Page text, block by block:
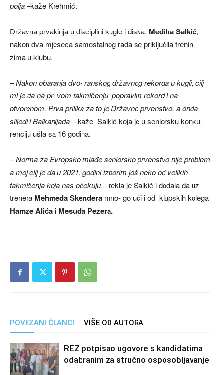
polja–kaže Krehmić.
Državna prvakinja u disciplini kugle i diska, MedihaSalkić,
nakon dva mjeseca samostalnog rada se priključila trenin-
zima u klubu.
–Nakon obaranja dvo- ranskog državnog rekorda u kugli, cilj
mi je da na pr- vom takmičenju popravim rekord i na
otvorenom. Prva prilika za to je Državno prvenstvo, a onda
slijedi iBalkanijada –kaže Salkić koja je u seniorsku konku-
renciju ušla sa 16 godina.
–Norma za Evropsko mlađe seniorsko prvenstvo nije problem
a moj cilj je da u 2021. godini izborim još neko od velikih
takmičenja koja nas očekuju– rekla je Salkić i dodala da uz
trenera Mehmeda Skendera mno- go uči i od klupskih kolega
Hamze Alića i Mesuda Pezera.
POVEZANI ČLANCI VIŠE OD AUTORA
REZ potpisao ugovore s kandidatima
odabranim za stručno osposobljavanje